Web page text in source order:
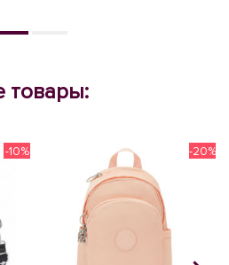
товары:
-10% -20%